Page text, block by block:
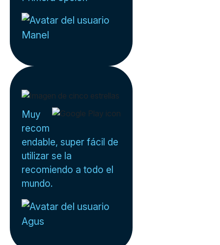
Manel
Muy
recom
endable, super fácil de
utilizar se la
recomiendo a todo el
mundo.
Agus